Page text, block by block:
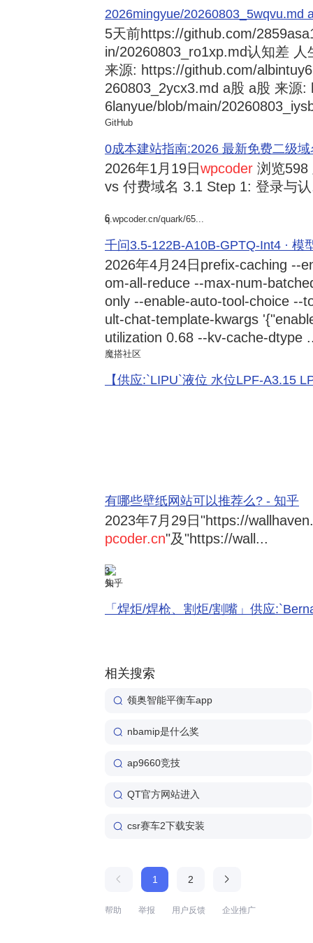
2026mingyue/20260803_5wqvu.md
5天前https://github.com/
in/20260803_ro1xp.md认知差
来源: https://github.com/
260803_2ycx3.md a股 a股 来源
6lanyue/blob/main/
GitHub
0成本建站指南:2026 最新免费二级
2026年1月19日wpcoder 浏览598
vs 付费域名 3.1 Step 1: 登录与
6
q.wpcoder.cn/quark/65...
千问3.5-122B-A10B-GPTQ-Int4 · 模
2026年4月24日 prefix-caching --
om-all-reduce --max-num-
only --enable-auto-tool-choice --
ult-chat-template-kwargs
utilization 0.68 --kv-cache-dtype
魔搭社区
【供应:`LIPU`液位 水位LPF-A3.15
有哪些壁纸网站可以推荐么? - 知乎
2023年7月29日 "https://
pcoder.cn"及"https://wall...
3
知乎
「焊炬/焊枪、割炬/割嘴」供应
相关搜索
领奥智能平衡车app
nbamip是什么奖
ap9660竞技
QT官方网站进入
csr赛车2下载安装
1 2
帮助 举报 用户反馈 企业推广